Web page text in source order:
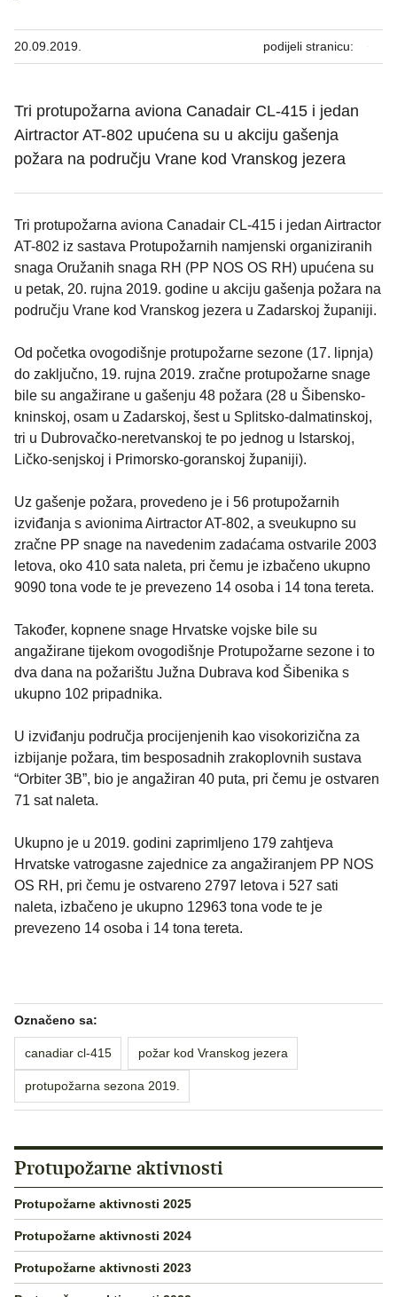
20.09.2019. podijeli stranicu:
Tri protupožarna aviona Canadair CL-415 i jedan
Airtractor AT-802 upućena su u akciju gašenja
požara na području Vrane kod Vranskog jezera
Tri protupožarna aviona Canadair CL-415 i jedan Airtractor
AT-802 iz sastava Protupožarnih namjenski organiziranih
snaga Oružanih snaga RH (PP NOS OS RH) upućena su
u petak, 20. rujna 2019. godine u akciju gašenja požara na
području Vrane kod Vranskog jezera u Zadarskoj županiji.
Od početka ovogodišnje protupožarne sezone (17. lipnja)
do zaključno, 19. rujna 2019. zračne protupožarne snage
bile su angažirane u gašenju 48 požara (28 u Šibensko-
kninskoj, osam u Zadarskoj, šest u Splitsko-dalmatinskoj,
tri u Dubrovačko-neretvanskoj te po jednog u Istarskoj,
Ličko-senjskoj i Primorsko-goranskoj županiji).
Uz gašenje požara, provedeno je i 56 protupožarnih
izviđanja s avionima Airtractor AT-802, a sveukupno su
zračne PP snage na navedenim zadaćama ostvarile 2003
letova, oko 410 sata naleta, pri čemu je izbačeno ukupno
9090 tona vode te je prevezeno 14 osoba i 14 tona tereta.
Također, kopnene snage Hrvatske vojske bile su
angažirane tijekom ovogodišnje Protupožarne sezone i to
dva dana na požarištu Južna Dubrava kod Šibenika s
ukupno 102 pripadnika.
U izviđanju područja procijenjenih kao visokorizična za
izbijanje požara, tim besposadnih zrakoplovnih sustava
“Orbiter 3B”, bio je angažiran 40 puta, pri čemu je ostvaren
71 sat naleta.
Ukupno je u 2019. godini zaprimljeno 179 zahtjeva
Hrvatske vatrogasne zajednice za angažiranjem PP NOS
OS RH, pri čemu je ostvareno 2797 letova i 527 sati
naleta, izbačeno je ukupno 12963 tona vode te je
prevezeno 14 osoba i 14 tona tereta.
Označeno sa:
canadiar cl-415 požar kod Vranskog jezera
protupožarna sezona 2019.
Protupožarne aktivnosti
Protupožarne aktivnosti 2025
Protupožarne aktivnosti 2024
Protupožarne aktivnosti 2023